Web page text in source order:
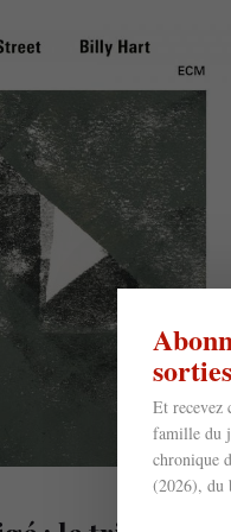
Et recevez
famille du
chronique
(2026), du